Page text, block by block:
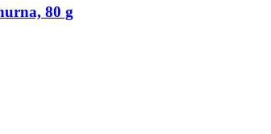
80 g